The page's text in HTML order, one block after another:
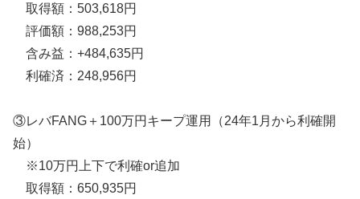
取得額：503,618円
評価額：988,253円
含み益：+484,635円
利確済：248,956円
③レバFANG＋100万円キープ運用（24年1月から利確開
始）
※10万円上下で利確or追加
取得額：650,935円